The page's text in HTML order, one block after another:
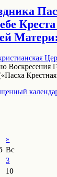
»
Вс
3
10